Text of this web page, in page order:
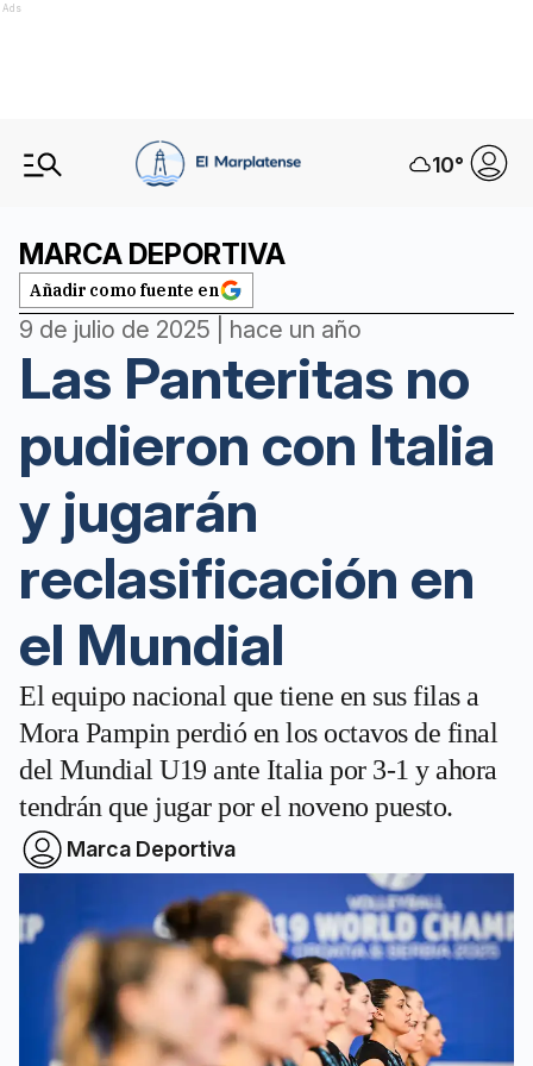
Ads
10°
MARCA DEPORTIVA
Añadir como fuente en
9 de julio de 2025 | hace un año
Las Panteritas no
pudieron con Italia
y jugarán
reclasificación en
el Mundial
El equipo nacional que tiene en sus filas a
Mora Pampin perdió en los octavos de final
del Mundial U19 ante Italia por 3-1 y ahora
tendrán que jugar por el noveno puesto.
Marca Deportiva